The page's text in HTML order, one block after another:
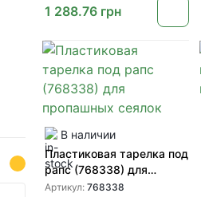
1 288.76 грн
В наличии
Пластиковая тарелка под
рапс (768338) для
пропашных сеялок
Артикул: 768338